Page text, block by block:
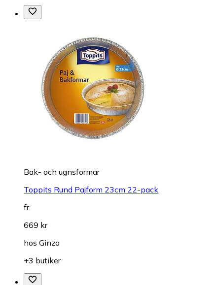
Bak- och ugnsformar
Toppits Rund Pajform 23cm 22-pack
fr.
669 kr
hos Ginza
+3 butiker